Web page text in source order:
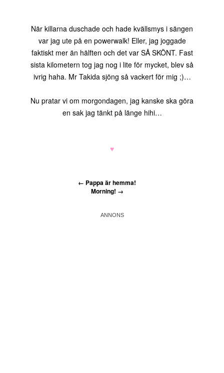
När killarna duschade och hade kvällsmys i sängen
var jag ute på en powerwalk! Eller, jag joggade
faktiskt mer än hälften och det var SÅ SKÖNT. Fast
sista kilometern tog jag nog i lite för mycket, blev så
ivrig haha. Mr Takida sjöng så vackert för mig ;)…
Nu pratar vi om morgondagen, jag kanske ska göra
en sak jag tänkt på länge hihi…
♥
← Pappa är hemma!
Morning! →